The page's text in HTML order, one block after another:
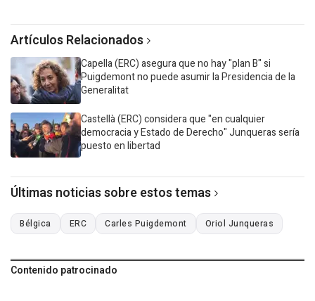
Artículos Relacionados
Capella (ERC) asegura que no hay "plan B" si
Puigdemont no puede asumir la Presidencia de la
Generalitat
Castellà (ERC) considera que "en cualquier
democracia y Estado de Derecho" Junqueras sería
puesto en libertad
Últimas noticias sobre estos temas
Bélgica ERC Carles Puigdemont Oriol Junqueras
Contenido patrocinado